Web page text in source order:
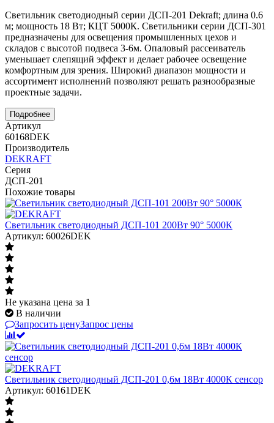
Светильник светодиодный серии ДСП-201 Dekraft; длина 0.6
м; мощность 18 Вт; КЦТ 5000К. Cветильники серии ДСП-301
предназначены для освещения промышленных цехов и
складов с высотой подвеса 3-6м. Опаловый рассеиватель
уменьшает слепящий эффект и делает рабочее освещение
комфортным для зрения. Широкий диапазон мощности и
ассортимент исполнений позволяют решать разнообразные
проектные задачи.
Подробнее
Артикул
60168DEK
Производитель
DEKRAFT
Серия
ДСП-201
Похожие товары
Светильник светодиодный ДСП-101 200Вт 90° 5000К
Артикул: 60026DEK
Не указана цена за 1
В наличии
Запросить ценуЗапрос цены
Светильник светодиодный ДСП-201 0,6м 18Вт 4000К сенсор
Артикул: 60161DEK